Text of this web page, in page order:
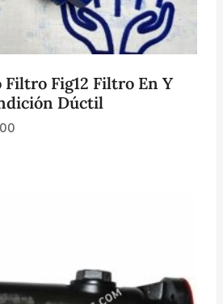
Filtro Fig12 Filtro En Y
Dúctil